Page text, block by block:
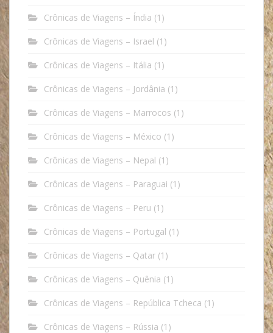
Crônicas de Viagens – Índia (1)
Crônicas de Viagens – Israel (1)
Crônicas de Viagens – Itália (1)
Crônicas de Viagens – Jordânia (1)
Crônicas de Viagens – Marrocos (1)
Crônicas de Viagens – México (1)
Crônicas de Viagens – Nepal (1)
Crônicas de Viagens – Paraguai (1)
Crônicas de Viagens – Peru (1)
Crônicas de Viagens – Portugal (1)
Crônicas de Viagens – Qatar (1)
Crônicas de Viagens – Quênia (1)
Crônicas de Viagens – República Tcheca (1)
Crônicas de Viagens – Rússia (1)